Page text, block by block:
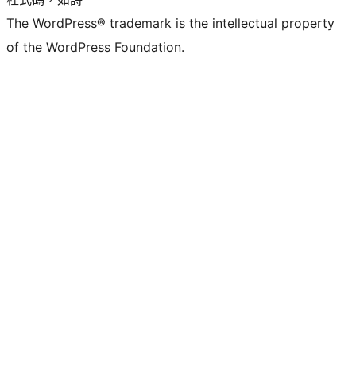
The WordPress® trademark is the intellectual property
of the WordPress Foundation.